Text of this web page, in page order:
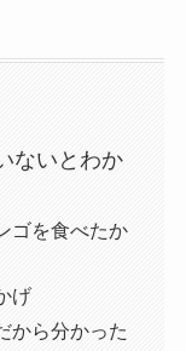
ないとわか
ゴを食べたか
げ
から分かった